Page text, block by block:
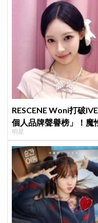
RESCENE Woni打破
個人品牌聲譽榜」！魔
襲Melon第一
明星